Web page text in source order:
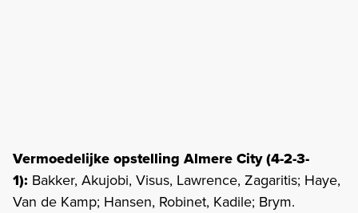
Vermoedelijke opstelling Almere City (4-2-3-
1): Bakker, Akujobi, Visus, Lawrence, Zagaritis; Haye,
Van de Kamp; Hansen, Robinet, Kadile; Brym.